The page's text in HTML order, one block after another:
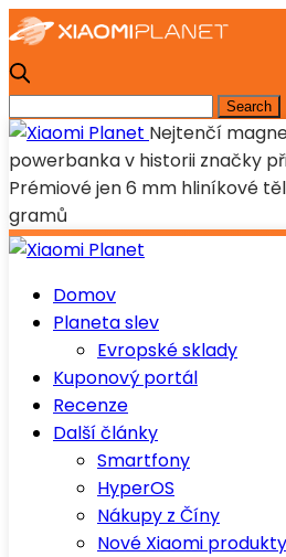
Nejtenčí
powerbanka v historii značky
Prémiové jen 6 mm hliníkové
gramů
Domov
Planeta slev
Evropské sklady
Kuponový portál
Recenze
Další články
Smartfony
HyperOS
Nákupy z Číny
Nové Xiaomi produkty